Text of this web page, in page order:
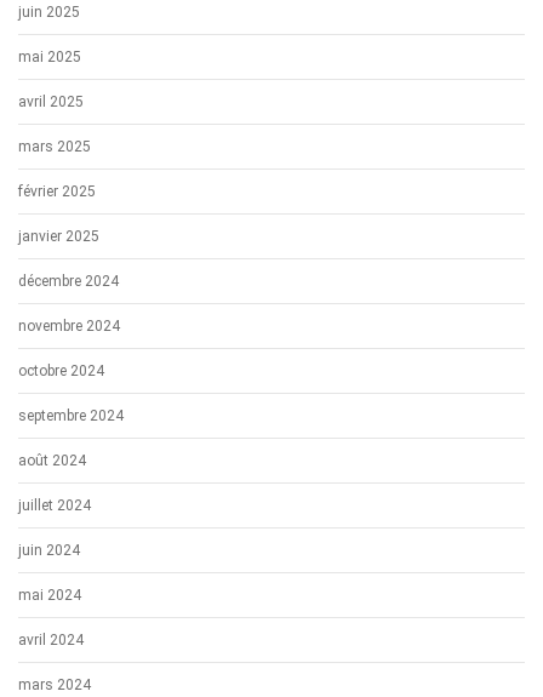
juin 2025
mai 2025
avril 2025
mars 2025
février 2025
janvier 2025
décembre 2024
novembre 2024
octobre 2024
septembre 2024
août 2024
juillet 2024
juin 2024
mai 2024
avril 2024
mars 2024